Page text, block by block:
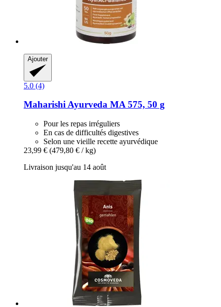
Ajouter
5.0 (4)
Maharishi Ayurveda MA 575, 50 g
Pour les repas irréguliers
En cas de difficultés digestives
Selon une vieille recette ayurvédique
23,99 € (479,80 € / kg)
Livraison jusqu'au 14 août